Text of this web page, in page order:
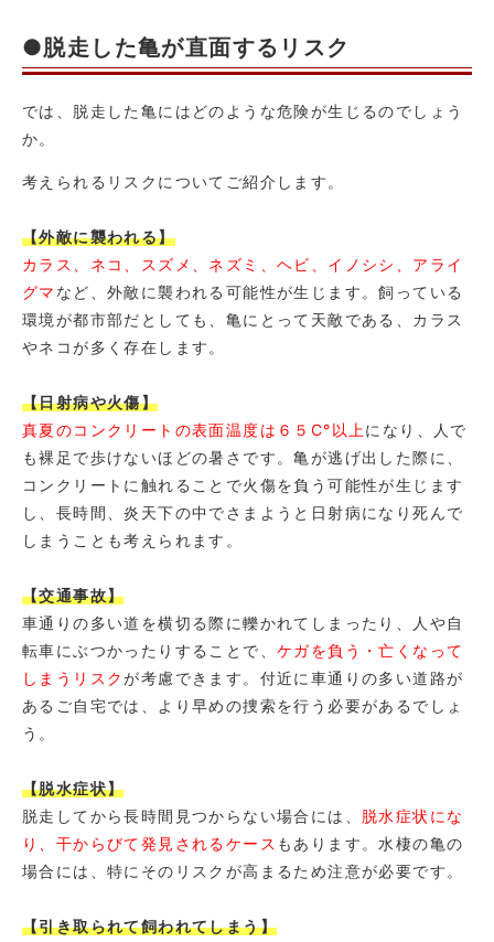
●脱走した亀が直面するリスク
では、脱走した亀にはどのような危険が生じるのでしょう
か。
考えられるリスクについてご紹介します。
【外敵に襲われる】
カラス、ネコ、スズメ、ネズミ、ヘビ、イノシシ、アライ
グマ など、外敵に襲われる可能性が生じます。飼っている
環境が都市部だとしても、亀にとって天敵である、カラス
やネコが多く存在します。
【日射病や火傷】
真夏のコンクリートの表面温度は６５C°以上になり、人で
も裸足で歩けないほどの暑さです。亀が逃げ出した際に、
コンクリートに触れることで火傷を負う可能性が生じます
し、長時間、炎天下の中でさまようと日射病になり死んで
しまうことも考えられます。
【交通事故】
車通りの多い道を横切る際に轢かれてしまったり、人や自
転車にぶつかったりすることで、 ケガを負う・亡くなって
しまうリスクが考慮できます。付近に車通りの多い道路が
あるご自宅では、より早めの捜索を行う必要があるでしょ
う。
【脱水症状】
脱走してから長時間見つからない場合には、 脱水症状にな
り、干からびて発見されるケース もあります。水棲の亀の
場合には、特にそのリスクが高まるため注意が必要です。
【引き取られて飼われてしまう】